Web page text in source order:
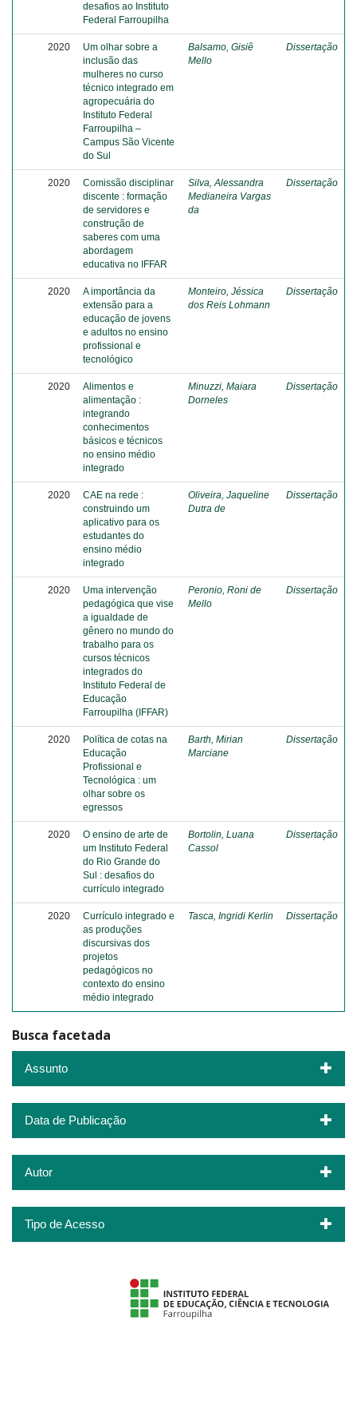
desafios ao Instituto
Federal Farroupilha
2020
Um olhar sobre a
inclusão das
mulheres no curso
técnico integrado em
agropecuária do
Instituto Federal
Farroupilha –
Campus São Vicente
do Sul
Balsamo, Gisiê
Mello
Dissertação
2020
Comissão disciplinar
discente : formação
de servidores e
construção de
saberes com uma
abordagem
educativa no IFFAR
Silva, Alessandra
Medianeira Vargas
da
Dissertação
2020
A importância da
extensão para a
educação de jovens
e adultos no ensino
profissional e
tecnológico
Monteiro, Jéssica
dos Reis Lohmann
Dissertação
2020
Alimentos e
alimentação :
integrando
conhecimentos
básicos e técnicos
no ensino médio
integrado
Minuzzi, Maiara
Dorneles
Dissertação
2020
CAE na rede :
construindo um
aplicativo para os
estudantes do
ensino médio
integrado
Oliveira, Jaqueline
Dutra de
Dissertação
2020
Uma intervenção
pedagógica que vise
a igualdade de
gênero no mundo do
trabalho para os
cursos técnicos
integrados do
Instituto Federal de
Educação
Farroupilha (IFFAR)
Peronio, Roni de
Mello
Dissertação
2020
Política de cotas na
Educação
Profissional e
Tecnológica : um
olhar sobre os
egressos
Barth, Mirian
Marciane
Dissertação
2020
O ensino de arte de
um Instituto Federal
do Rio Grande do
Sul : desafios do
currículo integrado
Bortolin, Luana
Cassol
Dissertação
2020
Currículo integrado e
as produções
discursivas dos
projetos
pedagógicos no
contexto do ensino
médio integrado
Tasca, Ingridi Kerlin Dissertação
Busca facetada
Assunto
Data de Publicação
Autor
Tipo de Acesso